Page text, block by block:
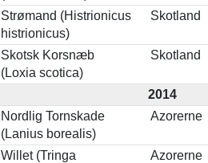
Strømand (Histrionicus
histrionicus)
Skotland
Skotsk Korsnæb
(Loxia scotica)
Skotland
2014
Nordlig Tornskade
(Lanius borealis)
Azorerne
Willet (Tringa
Azorerne